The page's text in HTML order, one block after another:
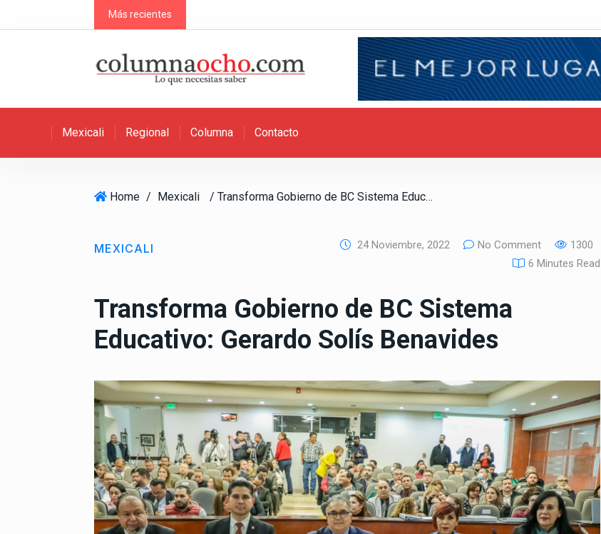
k
Más recientes
Mexicali Regional Columna Contacto
Home / Mexicali / Transforma Gobierno de BC Sistema Educativo: Gerardo Solís Benavides
MEXICALI 24 Noviembre, 2022 No Comment
1300
6 Minutes Read
Transforma Gobierno de BC Sistema
Educativo: Gerardo Solís Benavides